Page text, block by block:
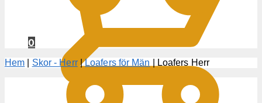
0
Hem Skor - Herr|Loafers för Män Loafers Herr